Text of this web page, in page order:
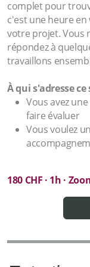
complet pour
c'est une heure
votre projet. Vous
répondez à
travaillons
À qui s'adresse ce
Vous avez
faire évaluer
Vous voulez
180 CHF · 1h ·